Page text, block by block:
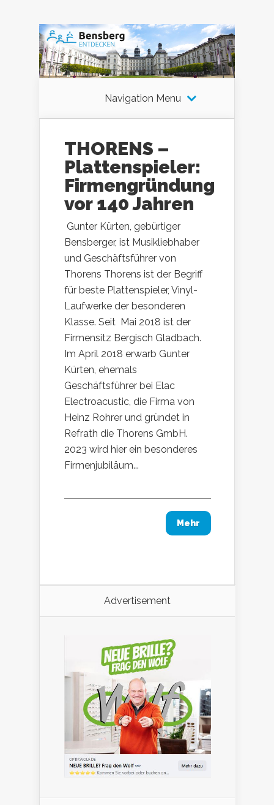
Navigation Menu
THORENS –
Plattenspieler:
Firmengründung
vor 140 Jahren
Gunter Kürten, gebürtiger
Bensberger, ist Musikliebhaber
und Geschäftsführer von
Thorens Thorens ist der Begriff
für beste Plattenspieler, Vinyl-
Laufwerke der besonderen
Klasse. Seit Mai 2018 ist der
Firmensitz Bergisch Gladbach.
Im April 2018 erwarb Gunter
Kürten, ehemals
Geschäftsführer bei Elac
Electroacustic, die Firma von
Heinz Rohrer und gründet in
Refrath die Thorens GmbH.
2023 wird hier ein besonderes
Firmenjubiläum...
Mehr
Advertisement